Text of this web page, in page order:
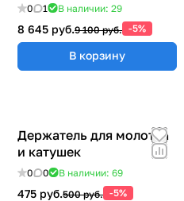
0 1 В наличии: 29
8 645 руб.9 100 руб. -5%
В корзину
Держатель для молотка
и катушек
0 0 В наличии: 69
475 руб.500 руб. -5%